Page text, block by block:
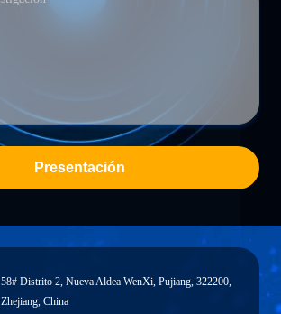
Presentación
58# Distrito 2, Nueva Aldea WenXi, Pujiang, 322200,
Zhejiang, China